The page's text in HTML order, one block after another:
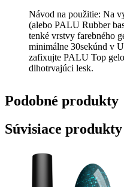
Návod na použitie: Na
(alebo PALU Rubber
tenké vrstvy farebného
minimálne 30sekúnd v
zafixujte PALU Top
dlhotrvajúci lesk.
Podobné produkty
Súvisiace produkty